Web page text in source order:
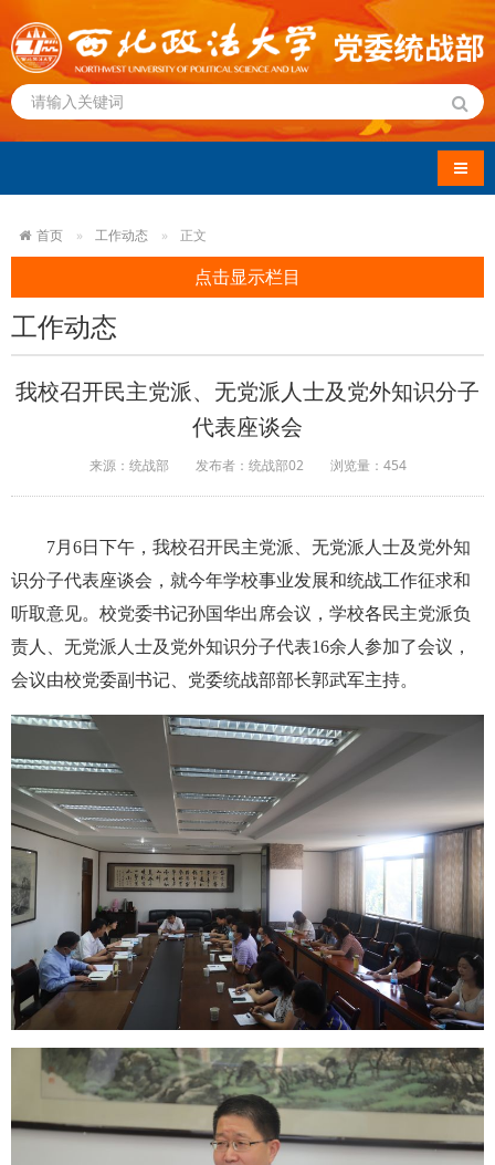
导航
首页 工作动态 正文
点击显示栏目
工作动态
我校召开民主党派、无党派人士及党外知识分子
代表座谈会
来源：统战部 发布者：统战部02 浏览量： 454
7月6日下午，我校召开民主党派、无党派人士及党外知
识分子代表座谈会，就今年学校事业发展和统战工作征求和
听取意见。校党委书记孙国华出席会议，学校各民主党派负
责人、无党派人士及党外知识分子代表16余人参加了会议，
会议由校党委副书记、党委统战部部长郭武军主持。